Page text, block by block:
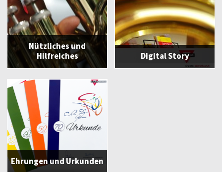
Nützliches und
Hilfreiches
Digital Story
Ehrungen und Urkunden